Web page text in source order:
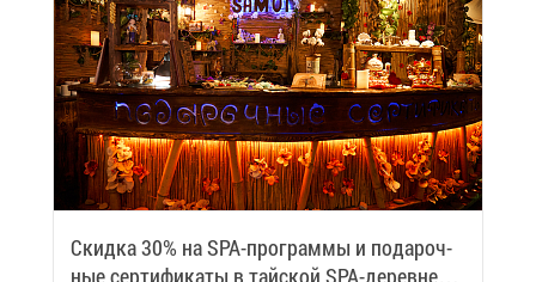
Скид­ка 30% на SPA-про­грам­мы и по­да­роч­
ные сер­ти­фи­ка­ты в тай­ской SPA-де­ревне